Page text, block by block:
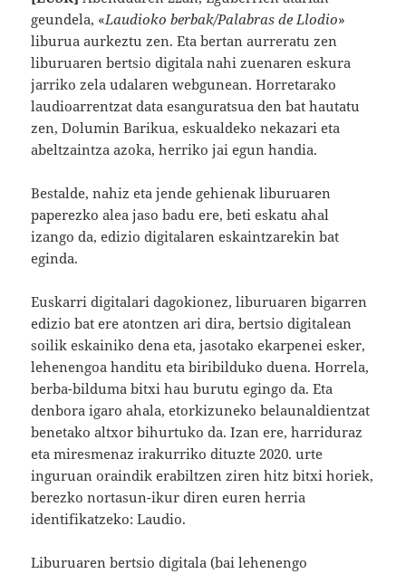
geundela, «Laudioko berbak/Palabras de Llodio»
liburua aurkeztu zen. Eta bertan aurreratu zen
liburuaren bertsio digitala nahi zuenaren eskura
jarriko zela udalaren webgunean. Horretarako
laudioarrentzat data esanguratsua den bat hautatu
zen, Dolumin Barikua, eskualdeko nekazari eta
abeltzaintza azoka, herriko jai egun handia.
Bestalde, nahiz eta jende gehienak liburuaren
paperezko alea jaso badu ere, beti eskatu ahal
izango da, edizio digitalaren eskaintzarekin bat
eginda.
Euskarri digitalari dagokionez, liburuaren bigarren
edizio bat ere atontzen ari dira, bertsio digitalean
soilik eskainiko dena eta, jasotako ekarpenei esker,
lehenengoa handitu eta biribilduko duena. Horrela,
berba-bilduma bitxi hau burutu egingo da. Eta
denbora igaro ahala, etorkizuneko belaunaldientzat
benetako altxor bihurtuko da. Izan ere, harriduraz
eta miresmenaz irakurriko dituzte 2020. urte
inguruan oraindik erabiltzen ziren hitz bitxi horiek,
berezko nortasun-ikur diren euren herria
identifikatzeko: Laudio.
Liburuaren bertsio digitala (bai lehenengo